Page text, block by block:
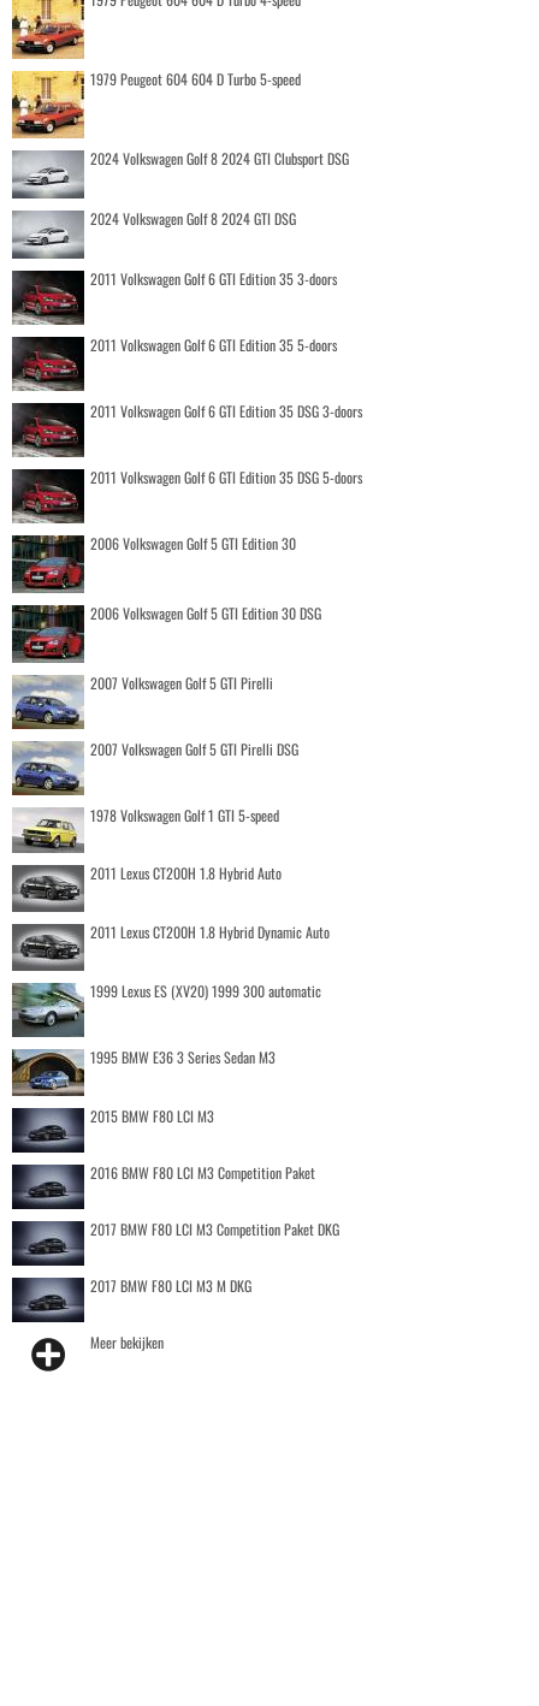
1979 Peugeot 604 604 D Turbo 5-speed
2024 Volkswagen Golf 8 2024 GTI Clubsport DSG
2024 Volkswagen Golf 8 2024 GTI DSG
2011 Volkswagen Golf 6 GTI Edition 35 3-doors
2011 Volkswagen Golf 6 GTI Edition 35 5-doors
2011 Volkswagen Golf 6 GTI Edition 35 DSG 3-doors
2011 Volkswagen Golf 6 GTI Edition 35 DSG 5-doors
2006 Volkswagen Golf 5 GTI Edition 30
2006 Volkswagen Golf 5 GTI Edition 30 DSG
2007 Volkswagen Golf 5 GTI Pirelli
2007 Volkswagen Golf 5 GTI Pirelli DSG
1978 Volkswagen Golf 1 GTI 5-speed
2011 Lexus CT200H 1.8 Hybrid Auto
2011 Lexus CT200H 1.8 Hybrid Dynamic Auto
1999 Lexus ES (XV20) 1999 300 automatic
1995 BMW E36 3 Series Sedan M3
2015 BMW F80 LCI M3
2016 BMW F80 LCI M3 Competition Paket
2017 BMW F80 LCI M3 Competition Paket DKG
2017 BMW F80 LCI M3 M DKG
Meer bekijken